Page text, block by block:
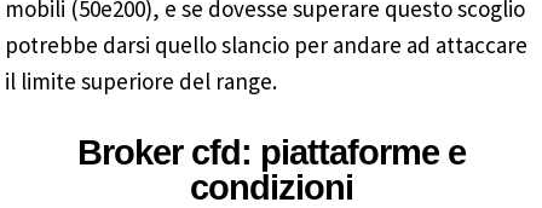
mobili (50e200), e se dovesse superare questo scoglio
potrebbe darsi quello slancio per andare ad attaccare
il limite superiore del range.
Broker cfd: piattaforme e
condizioni